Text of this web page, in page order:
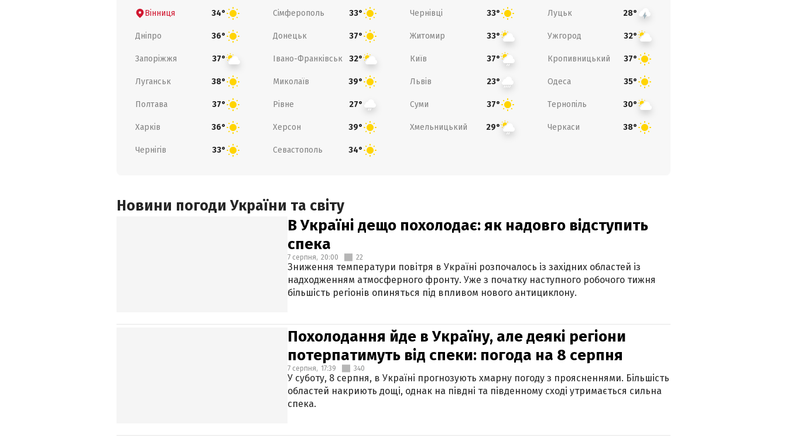
Вінниця 34° Сімферополь 33° Чернівці 33° Луцьк 28°
Дніпро 36° Донецьк 37° Житомир 33° Ужгород 32°
Запоріжжя 37° Івано-Франківськ 32° Київ 37° Кропивницький 37°
Луганськ 38° Миколаїв 39° Львів 23° Одеса 35°
Полтава 37° Рівне 27° Суми 37° Тернопіль 30°
Харків 36° Херсон 39° Хмельницький 29° Черкаси 38°
Чернігів 33° Севастополь 34°
Новини погоди України та світу
В Україні дещо похолодає: як надовго відступить
спека
7 серпня, 20:00 22
Зниження температури повітря в Україні розпочалось із західних областей із
надходженням атмосферного фронту. Уже з початку наступного робочого тижня
більшість регіонів опиняться під впливом нового антициклону.
Похолодання йде в Україну, але деякі регіони
потерпатимуть від спеки: погода на 8 серпня
7 серпня, 17:39 340
У суботу, 8 серпня, в Україні прогнозують хмарну погоду з проясненнями. Більшість
областей накриють дощі, однак на півдні та південному сході утримається сильна
спека.